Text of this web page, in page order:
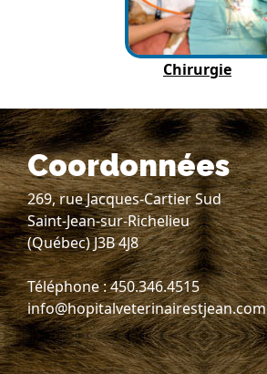
Chirurgie
Coordonnées
269, rue Jacques-Cartier Sud
Saint-Jean-sur-Richelieu
(Québec) J3B 4J8
Téléphone : 450.346.4515
info@hopitalveterinairestjean.com